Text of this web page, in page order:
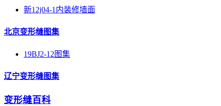
新12j04-1内装修墙面
北京变形缝图集
19BJ2-12图集
辽宁变形缝图集
变形缝百科